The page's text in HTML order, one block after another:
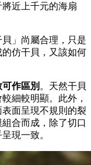
近上千元的海扇
」尚屬合理，只是
仿干貝，又該如何
作區別 。天然干貝
細較明顯。此外，
面呈現不規則的裂
合而成，除了切口
現一致。